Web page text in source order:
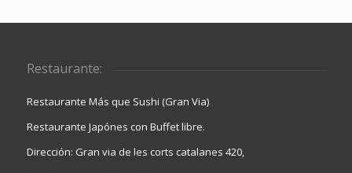
Restaurante:
Restaurante Más que Sushi (Gran Via)
Restaurante Japónes con Buffet libre.
Dirección: Gran via de les corts catalanes 420,